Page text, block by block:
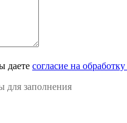
даете согласие на
для заполнения